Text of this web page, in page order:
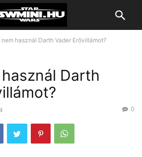
nem használ Darth Vader Erővillámot?
Darth
0